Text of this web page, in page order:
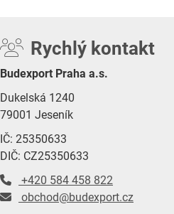
Rychlý kontakt
Budexport Praha a.s.
Dukelská 1240
79001 Jeseník
IČ: 25350633
DIČ: CZ25350633
+420 584 458 822
obchod@budexport.cz